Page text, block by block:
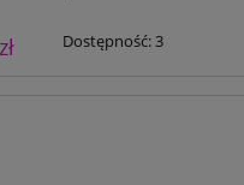
Dostępność:3